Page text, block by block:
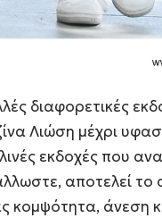
διαφορετικές
Λιώση μέχρι
εκδοχές που
αποτελεί
κομψότητα, άνεση